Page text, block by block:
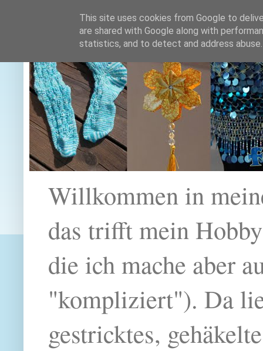
Willkommen in
das trifft mein
die ich mache aber
"kompliziert"). Da
gestricktes,
This site uses cookies from Google to
are shared with Google along with
statistics, and to detect and address abuse.